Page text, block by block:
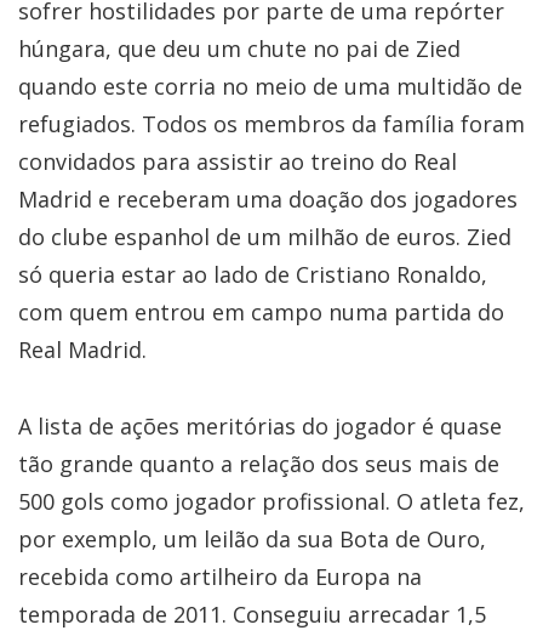
sofrer hostilidades por parte de uma repórter
húngara, que deu um chute no pai de Zied
quando este corria no meio de uma multidão de
refugiados. Todos os membros da família foram
convidados para assistir ao treino do Real
Madrid e receberam uma doação dos jogadores
do clube espanhol de um milhão de euros. Zied
só queria estar ao lado de Cristiano Ronaldo,
com quem entrou em campo numa partida do
Real Madrid.
A lista de ações meritórias do jogador é quase
tão grande quanto a relação dos seus mais de
500 gols como jogador profissional. O atleta fez,
por exemplo, um leilão da sua Bota de Ouro,
recebida como artilheiro da Europa na
temporada de 2011. Conseguiu arrecadar 1,5